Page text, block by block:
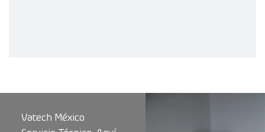
Vatech México
Servicio Técnico, Aquí